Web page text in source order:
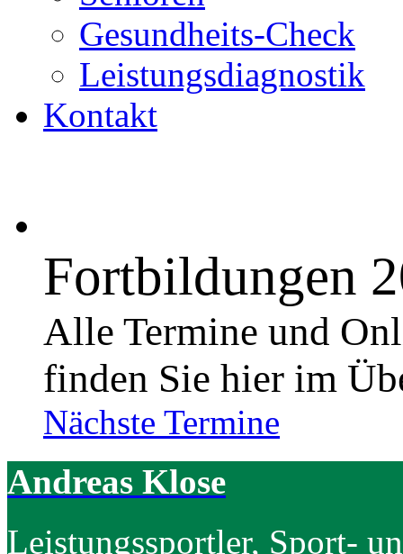
Gesundheits-Check
Leistungsdiagnostik
Kontakt
Fortbildungen
Alle Termine und
finden Sie hier im
Nächste Termine
Andreas Klose
Leistungssportler, Sport-